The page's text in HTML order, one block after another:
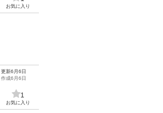
お気に入り
更新6月6日
作成6月6日
1
お気に入り